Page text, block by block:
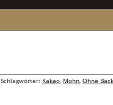
Schlagwörter: Kakao, Mohn, Ohne